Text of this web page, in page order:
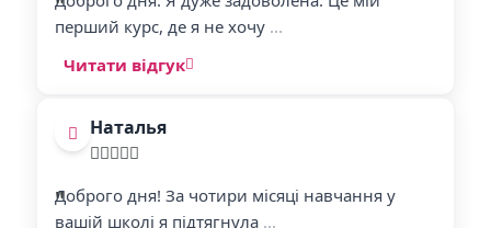
перший курс, де я не хочу ...
Читати відгук
Наталья
"
Доброго дня! За чотири місяці навчання у
вашій школі я підтягнула ...
"